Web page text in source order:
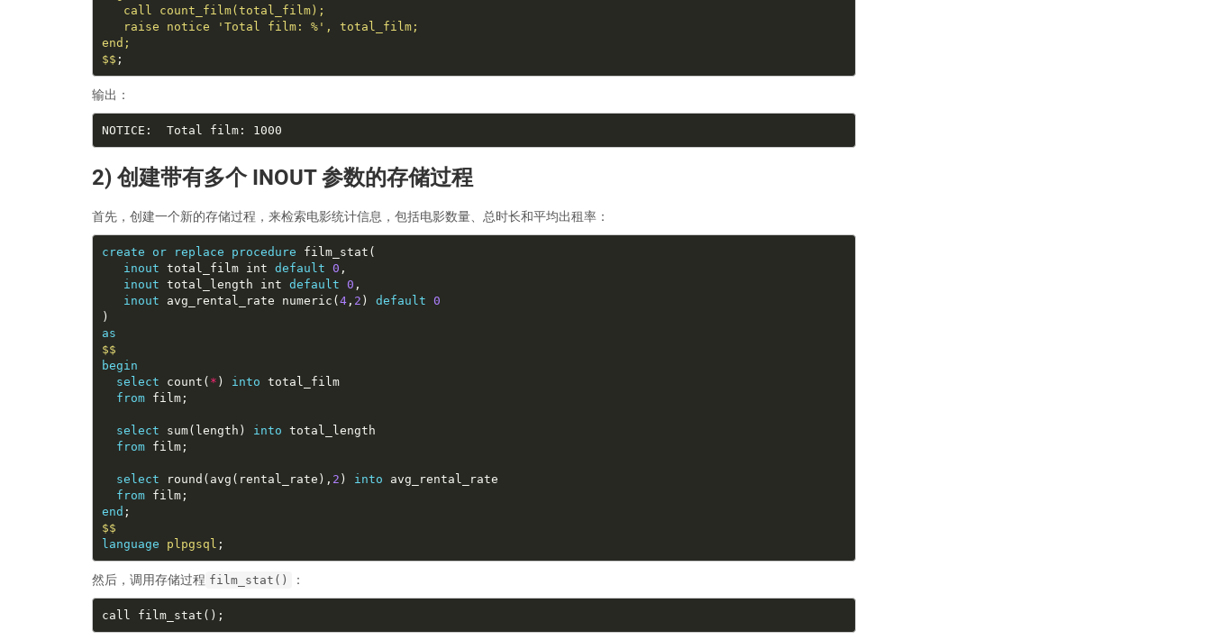
$$
输出：
2) 创建带有多个 INOUT 参数的存储过程
首先，创建一个新的存储过程，来检索电影统计信息，包括电影数量、总时长和平均出租率：
create or replace procedure
inout total_film int default 0
inout total_length int default 0
inout avg_rental_rate numeric(4, 2 ) default 0
as
$$
begin
select count( * ) into
total_film
from
select sum(length) into
from
select round(avg(rental_rate), 2 ) into
from
end
$$
language
plpgsql
然后，调用存储过程 film_stat() ：